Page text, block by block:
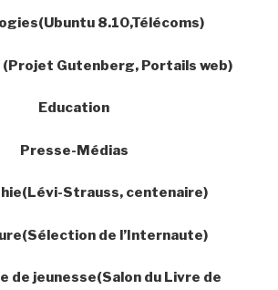
8.10,Télécoms)
Gutenberg, Portails web)
Education
Presse-Médias
Strauss, centenaire)
de l’Internaute)
de jeunesse(Salon du Livre de